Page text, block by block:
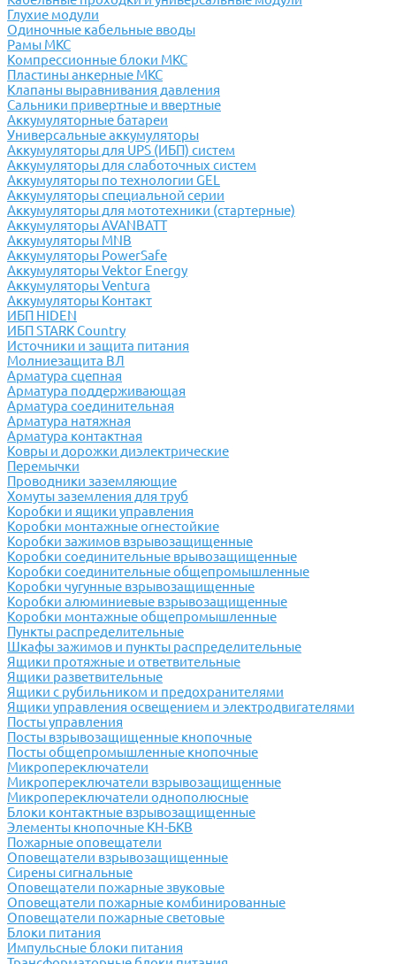
Глухие модули
Одиночные кабельные вводы
Рамы МКС
Компрессионные блоки МКС
Пластины анкерные МКС
Клапаны выравнивания давления
Сальники привертные и ввертные
Аккумуляторные батареи
Универсальные аккумуляторы
Аккумуляторы для UPS (ИБП) систем
Аккумуляторы для слаботочных систем
Аккумуляторы по технологии GEL
Аккумуляторы специальной серии
Аккумуляторы для мототехники (стартерные)
Аккумуляторы AVANBATT
Аккумуляторы MNB
Аккумуляторы PowerSafe
Аккумуляторы Vektor Energy
Аккумуляторы Ventura
Аккумуляторы Контакт
ИБП HIDEN
ИБП STARK Country
Источники и защита питания
Молниезащита ВЛ
Арматура сцепная
Арматура поддерживающая
Арматура соединительная
Арматура натяжная
Арматура контактная
Ковры и дорожки диэлектрические
Перемычки
Проводники заземляющие
Хомуты заземления для труб
Коробки и ящики управления
Коробки монтажные огнестойкие
Коробки зажимов взрывозащищенные
Коробки соединительные врывозащищенные
Коробки соединительные общепромышленные
Коробки чугунные взрывозащищенные
Коробки алюминиевые взрывозащищенные
Коробки монтажные общепромышленные
Пункты распределительные
Шкафы зажимов и пункты распределительные
Ящики протяжные и ответвительные
Ящики разветвительные
Ящики с рубильником и предохранителями
Ящики управления освещением и электродвигателями
Посты управления
Посты взрывозащищенные кнопочные
Посты общепромышленные кнопочные
Микропереключатели
Микропереключатели взрывозащищенные
Микропереключатели однополюсные
Блоки контактные взрывозащищенные
Элементы кнопочные КН-БКВ
Пожарные оповещатели
Оповещатели взрывозащищенные
Сирены сигнальные
Оповещатели пожарные звуковые
Оповещатели пожарные комбинированные
Оповещатели пожарные световые
Блоки питания
Импульсные блоки питания